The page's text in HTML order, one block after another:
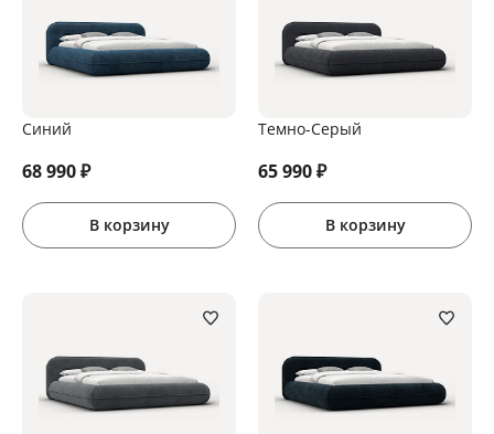
Синий
68 990₽
В корзину
Темно-Серый
65 990₽
В корзину